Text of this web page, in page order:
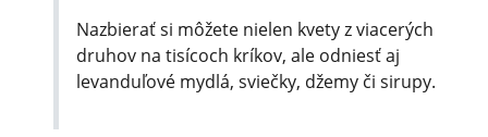
Nazbierať si môžete nielen kvety z viacerých
druhov na tisícoch kríkov, ale odniesť aj
levanduľové mydlá, sviečky, džemy či sirupy.